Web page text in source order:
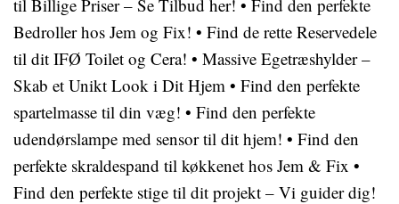
til Billige Priser – Se Tilbud her! • Find den perfekte
Bedroller hos Jem og Fix! • Find de rette Reservedele
til dit IFØ Toilet og Cera! • Massive Egetræshylder –
Skab et Unikt Look i Dit Hjem • Find den perfekte
spartelmasse til din væg! • Find den perfekte
udendørslampe med sensor til dit hjem! • Find den
perfekte skraldespand til køkkenet hos Jem & Fix •
Find den perfekte stige til dit projekt – Vi guider dig!